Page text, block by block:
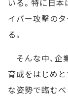
いる。特に日
イバー攻撃の
る。
そんな中、企
育成をはじめ
な姿勢で臨む